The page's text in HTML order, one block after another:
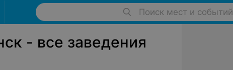
Поиск мест и событий
- все заведения